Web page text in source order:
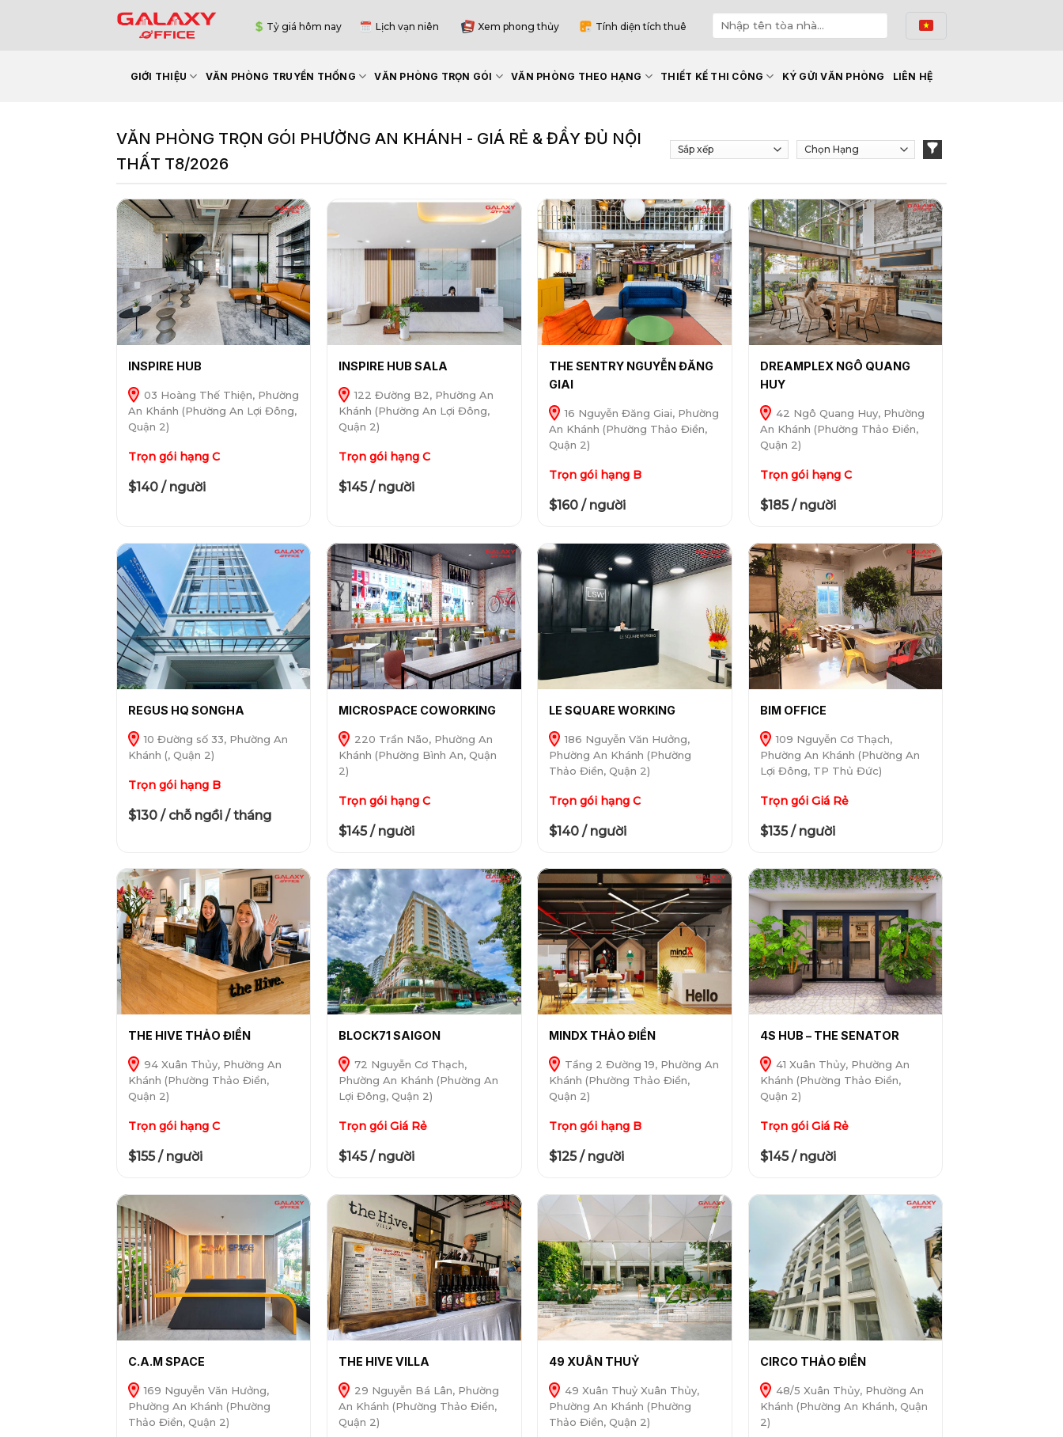
Tỷ giá hôm nay Lịch vạn niên Xem phong thủy Tính diện tích thuê
GIỚI THIỆU VĂN PHÒNG TRUYỀN THỐNG VĂN PHÒNG TRỌN GÓI VĂN PHÒNG THEO HẠNG THIẾT KẾ THI CÔNG KÝ GỬI VĂN PHÒNG LIÊN HỆ
VĂN PHÒNG TRỌN GÓI PHƯỜNG AN KHÁNH - GIÁ RẺ & ĐẦY ĐỦ NỘI
THẤT T8/2026
INSPIRE HUB
03 Hoàng Thế Thiện, Phường
An Khánh (Phường An Lợi Đông,
Quận 2)
Trọn gói hạng C
$140 / người
INSPIRE HUB SALA
122 Đường B2, Phường An
Khánh (Phường An Lợi Đông,
Quận 2)
Trọn gói hạng C
$145 / người
THE SENTRY NGUYỄN ĐĂNG
GIAI
16 Nguyễn Đăng Giai, Phường
An Khánh (Phường Thảo Điền,
Quận 2)
Trọn gói hạng B
$160 / người
DREAMPLEX NGÔ QUANG
HUY
42 Ngô Quang Huy, Phường
An Khánh (Phường Thảo Điền,
Quận 2)
Trọn gói hạng C
$185 / người
REGUS HQ SONGHA
10 Đường số 33, Phường An
Khánh (, Quận 2)
Trọn gói hạng B
$130 / chỗ ngồi / tháng
MICROSPACE COWORKING
220 Trần Não, Phường An
Khánh (Phường Bình An, Quận
2)
Trọn gói hạng C
$145 / người
LE SQUARE WORKING
186 Nguyễn Văn Hưởng,
Phường An Khánh (Phường
Thảo Điền, Quận 2)
Trọn gói hạng C
$140 / người
BIM OFFICE
109 Nguyễn Cơ Thạch,
Phường An Khánh (Phường An
Lợi Đông, TP Thủ Đức)
Trọn gói Giá Rẻ
$135 / người
THE HIVE THẢO ĐIỀN
94 Xuân Thủy, Phường An
Khánh (Phường Thảo Điền,
Quận 2)
Trọn gói hạng C
$155 / người
BLOCK71 SAIGON
72 Nguyễn Cơ Thạch,
Phường An Khánh (Phường An
Lợi Đông, Quận 2)
Trọn gói Giá Rẻ
$145 / người
MINDX THẢO ĐIỀN
Tầng 2 Đường 19, Phường An
Khánh (Phường Thảo Điền,
Quận 2)
Trọn gói hạng B
$125 / người
4S HUB – THE SENATOR
41 Xuân Thủy, Phường An
Khánh (Phường Thảo Điền,
Quận 2)
Trọn gói Giá Rẻ
$145 / người
C.A.M SPACE
169 Nguyễn Văn Hưởng,
Phường An Khánh (Phường
Thảo Điền, Quận 2)
THE HIVE VILLA
29 Nguyễn Bá Lân, Phường
An Khánh (Phường Thảo Điền,
Quận 2)
49 XUÂN THUỶ
49 Xuân Thuỷ Xuân Thủy,
Phường An Khánh (Phường
Thảo Điền, Quận 2)
CIRCO THẢO ĐIỀN
48/5 Xuân Thủy, Phường An
Khánh (Phường An Khánh, Quận
2)